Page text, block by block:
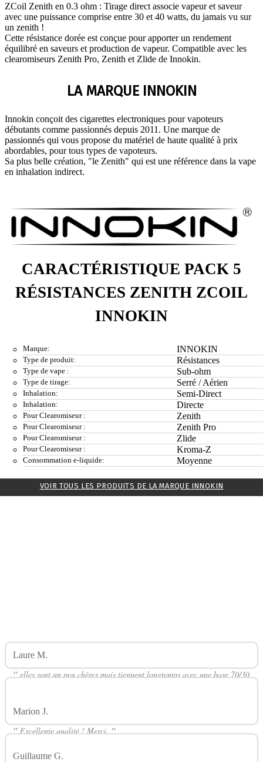
ZCoil Zenith en 0.3 ohm : Tirage direct associe vapeur et saveur
avec une puissance comprise entre 30 et 40 watts, du jamais vu sur
un zenith !
Cette résistance dorée est conçue pour apporter un rendement
équilibré en saveurs et production de vapeur. Compatible avec les
clearomiseurs Zenith Pro, Zenith et Zlide de Innokin.
LA MARQUE INNOKIN
Innokin conçoit des cigarettes electroniques pour vapoteurs
débutants comme passionnés depuis 2011. Une marque de
passionnés qui vous propose du matériel de haute qualité à prix
abordables, pour tous types de vapoteurs.
Sa plus belle création, "le Zenith" qui est une référence dans la vape
en inhalation indirect.
CARACTÉRISTIQUE PACK 5
RÉSISTANCES ZENITH ZCOIL
INNOKIN
Marque: INNOKIN
Type de produit: Résistances
Type de vape : Sub-ohm
Type de tirage: Serré / Aérien
Inhalation: Semi-Direct
Inhalation: Directe
Pour Clearomiseur : Zenith
Pour Clearomiseur : Zenith Pro
Pour Clearomiseur : Zlide
Pour Clearomiseur : Kroma-Z
Consommation e-liquide: Moyenne
VOIR TOUS LES PRODUITS DE LA MARQUE INNOKIN
Laure M.
" elles sont un peu chères mais tiennent longtemps avec une base 70/30
Marion J.
" Excellente qualité ! Merci. "
Guillaume G.